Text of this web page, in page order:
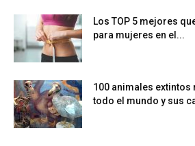
Los TOP 5 mejores
para mujeres en el...
100 animales extintos
todo el mundo y sus